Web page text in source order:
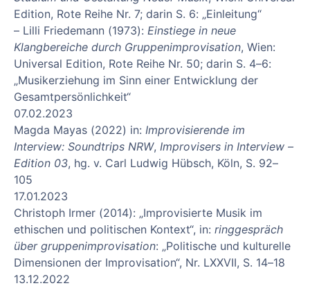
Edition, Rote Reihe Nr. 7; darin S. 6: „Einleitung“
– Lilli Friedemann (1973): Einstiege in neue
Klangbereiche durch Gruppenimprovisation, Wien:
Universal Edition, Rote Reihe Nr. 50; darin S. 4–6:
„Musikerziehung im Sinn einer Entwicklung der
Gesamtpersönlichkeit“
07.02.2023
Magda Mayas (2022) in: Improvisierende im
Interview: Soundtrips NRW, Improvisers in Interview –
Edition 03, hg. v. Carl Ludwig Hübsch, Köln, S. 92–
105
17.01.2023
Christoph Irmer (2014): „Improvisierte Musik im
ethischen und politischen Kontext“, in: ringgespräch
über gruppenimprovisation: „Politische und kulturelle
Dimensionen der Improvisation“, Nr. LXXVII, S. 14–18
13.12.2022